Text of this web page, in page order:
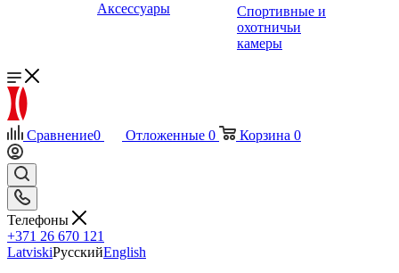
Аксессуары
Спортивные и
охотничьи
камеры
Сравнение0 Отложенные 0 Корзина 0
Телефоны
+371 26 670 121
LatviskiРусскийEnglish